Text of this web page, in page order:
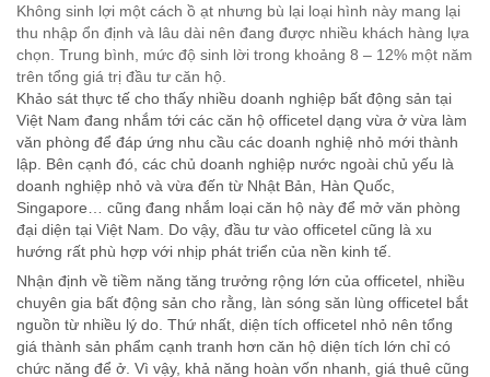
Không sinh lợi một cách ồ ạt nhưng bù lại loại hình này mang lại
thu nhập ổn định và lâu dài nên đang được nhiều khách hàng lựa
chọn. Trung bình, mức độ sinh lời trong khoảng 8 – 12% một năm
trên tổng giá trị đầu tư căn hộ.
Khảo sát thực tế cho thấy nhiều doanh nghiệp bất động sản tại
Việt Nam đang nhắm tới các căn hộ officetel dạng vừa ở vừa làm
văn phòng để đáp ứng nhu cầu các doanh nghiệ nhỏ mới thành
lập. Bên cạnh đó, các chủ doanh nghiệp nước ngoài chủ yếu là
doanh nghiệp nhỏ và vừa đến từ Nhật Bản, Hàn Quốc,
Singapore… cũng đang nhắm loại căn hộ này để mở văn phòng
đại diện tại Việt Nam. Do vậy, đầu tư vào officetel cũng là xu
hướng rất phù hợp với nhịp phát triển của nền kinh tế.
Nhận định về tiềm năng tăng trưởng rộng lớn của officetel, nhiều
chuyên gia bất động sản cho rằng, làn sóng săn lùng officetel bắt
nguồn từ nhiều lý do. Thứ nhất, diện tích officetel nhỏ nên tổng
giá thành sản phẩm cạnh tranh hơn căn hộ diện tích lớn chỉ có
chức năng để ở. Vì vậy, khả năng hoàn vốn nhanh, giá thuê cũng